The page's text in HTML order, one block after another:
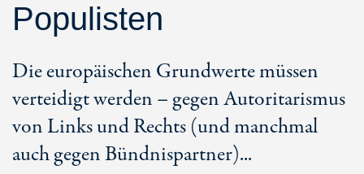
Populisten
Die europäischen Grundwerte müssen
verteidigt werden – gegen Autoritarismus
von Links und Rechts (und manchmal
auch gegen Bündnispartner)...